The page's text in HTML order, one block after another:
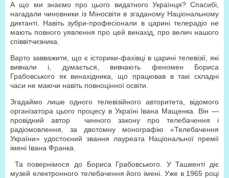
А що ми знаємо про цього видатного Українця? Спасибі,
нагадали чиновники із Міносвіти в згаданому Національному
диктанті. Навіть зубри-професіонали в царині телерадіо не
мають повного уявлення про цей винахід, про велич нашого
співвітчизника.
Варто завважити, що є історики-фахівці в царині телевізії, які
вивчали і, думається, вивчають феномен Бориса
Грабовського як винахідника, що працював в такі складні
часи не маючи навіть повноцінної освіти.
Згадаймо лише одного телевізійного авторитета, відомого
організатора цього процесу в Україні Івана Мащенка. Він —
провідний автор чинного закону про телебачення і
радіомовлення, за двотомну монографію «Телебачення
України» удостоєний звання лауреата Національної премії
імені Івана Франка.
Та повернімося до Бориса Грабовського. У Ташкенті діє
музей електронного телебачення його імені. Уже в 1965 році